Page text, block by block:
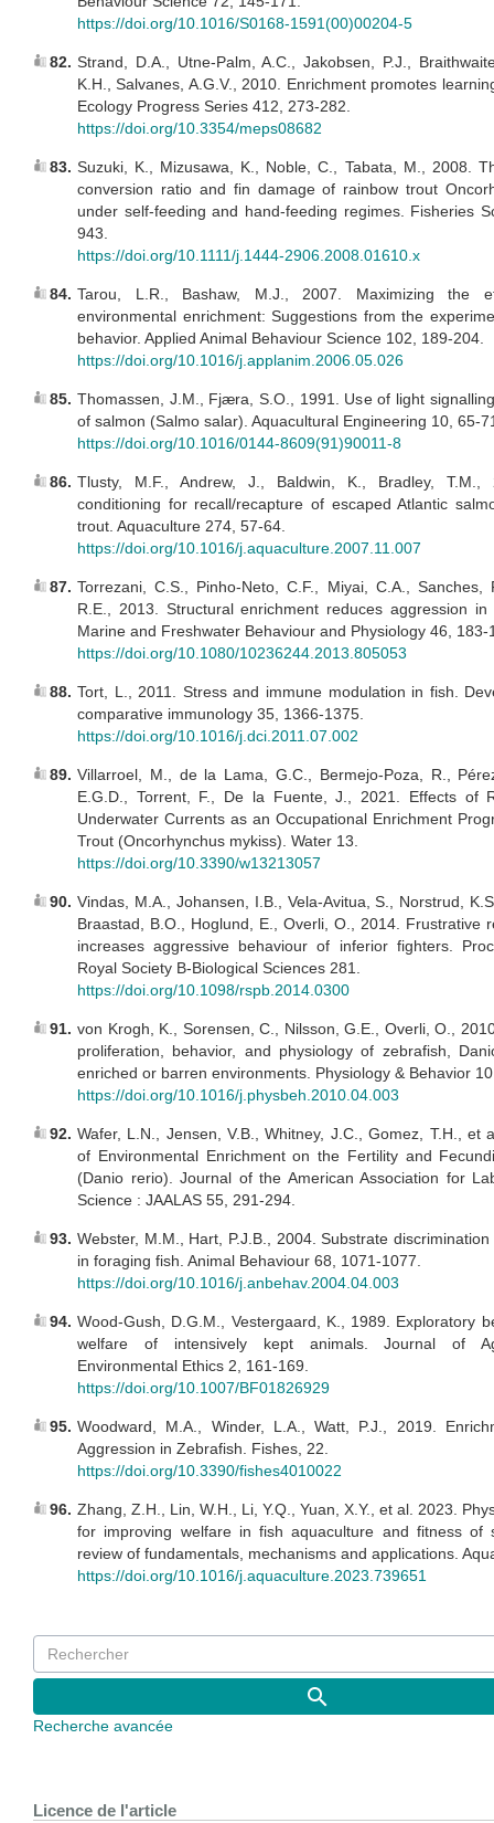
https://doi.org/10.1016/S0168-1591(00)00204-5
82. Strand, D.A., Utne-Palm, A.C., Jakobsen, P.J.,
K.H., Salvanes, A.G.V., 2010. Enrichment promotes
Ecology Progress Series 412, 273-282.
https://doi.org/10.3354/meps08682
83. Suzuki, K., Mizusawa, K., Noble, C., Tabata, M., 2008.
conversion ratio and fin damage of rainbow trout
under self-feeding and hand-feeding regimes. Fisheries
943.
https://doi.org/10.1111/j.1444-2906.2008.01610.x
84. Tarou, L.R., Bashaw, M.J., 2007. Maximizing the
environmental enrichment: Suggestions from the
behavior. Applied Animal Behaviour Science 102, 189-204.
https://doi.org/10.1016/j.applanim.2006.05.026
85. Thomassen, J.M., Fjæra, S.O., 1991. Use of light
of salmon (Salmo salar). Aquacultural Engineering 10, 65-
https://doi.org/10.1016/0144-8609(91)90011-8
86. Tlusty, M.F., Andrew, J., Baldwin, K., Bradley, T.M.,
conditioning for recall/recapture of escaped Atlantic
trout. Aquaculture 274, 57-64.
https://doi.org/10.1016/j.aquaculture.2007.11.007
87. Torrezani, C.S., Pinho-Neto, C.F., Miyai, C.A., Sanches,
R.E., 2013. Structural enrichment reduces aggression in
Marine and Freshwater Behaviour and Physiology 46, 183-
https://doi.org/10.1080/10236244.2013.805053
88. Tort, L., 2011. Stress and immune modulation in fish.
comparative immunology 35, 1366-1375.
https://doi.org/10.1016/j.dci.2011.07.002
89. Villarroel, M., de la Lama, G.C., Bermejo-Poza, R.,
E.G.D., Torrent, F., De la Fuente, J., 2021. Effects of
Underwater Currents as an Occupational Enrichment
Trout (Oncorhynchus mykiss). Water 13.
https://doi.org/10.3390/w13213057
90. Vindas, M.A., Johansen, I.B., Vela-Avitua, S., Norstrud,
Braastad, B.O., Hoglund, E., Overli, O., 2014. Frustrative
increases aggressive behaviour of inferior fighters.
Royal Society B-Biological Sciences 281.
https://doi.org/10.1098/rspb.2014.0300
91. von Krogh, K., Sorensen, C., Nilsson, G.E., Overli, O.,
proliferation, behavior, and physiology of zebrafish,
enriched or barren environments. Physiology & Behavior
https://doi.org/10.1016/j.physbeh.2010.04.003
92. Wafer, L.N., Jensen, V.B., Whitney, J.C., Gomez, T.H., et
of Environmental Enrichment on the Fertility and
(Danio rerio). Journal of the American Association for
Science : JAALAS 55, 291-294.
93. Webster, M.M., Hart, P.J.B., 2004. Substrate
in foraging fish. Animal Behaviour 68, 1071-1077.
https://doi.org/10.1016/j.anbehav.2004.04.003
94. Wood-Gush, D.G.M., Vestergaard, K., 1989. Exploratory
welfare of intensively kept animals. Journal of
Environmental Ethics 2, 161-169.
https://doi.org/10.1007/BF01826929
95. Woodward, M.A., Winder, L.A., Watt, P.J., 2019.
Aggression in Zebrafish. Fishes, 22.
https://doi.org/10.3390/fishes4010022
96. Zhang, Z.H., Lin, W.H., Li, Y.Q., Yuan, X.Y., et al. 2023.
for improving welfare in fish aquaculture and fitness of
review of fundamentals, mechanisms and applications.
https://doi.org/10.1016/j.aquaculture.2023.739651
Recherche avancée
Licence de l'article